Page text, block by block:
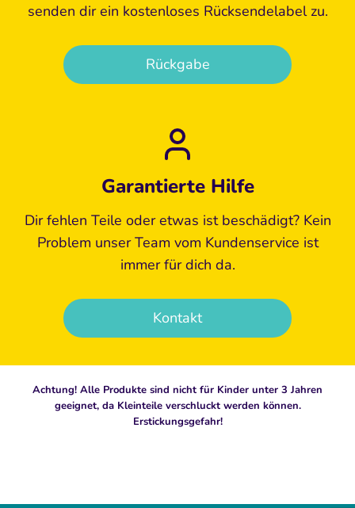
senden dir ein kostenloses Rücksendelabel zu.
Rückgabe
Garantierte Hilfe
Dir fehlen Teile oder etwas ist beschädigt? Kein
Problem unser Team vom Kundenservice ist
immer für dich da.
Kontakt
Achtung! Alle Produkte sind nicht für Kinder unter 3 Jahren
geeignet, da Kleinteile verschluckt werden können.
Erstickungsgefahr!